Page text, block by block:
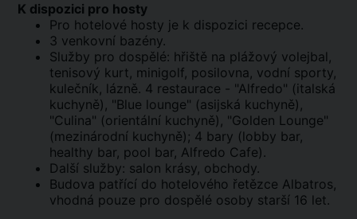
K dispozici pro hosty
Pro hotelové hosty je k dispozici recepce.
3 venkovní bazény.
Služby pro dospělé: hřiště na plážový volejbal,
tenisový kurt, minigolf, posilovna, vodní sporty,
kulečník, lázně. 4 restaurace - "Alfredo" (italská
kuchyně), "Blue lounge" (asijská kuchyně),
"Culina" (orientální kuchyně), "Golden Lounge"
(mezinárodní kuchyně); 4 bary (lobby bar,
healthy bar, pool bar, Alfredo Cafe).
Další služby: salon krásy, obchody.
Budova patřící do hotelového řetězce Albatros,
vhodná pouze pro dospělé osoby starší 16 let.